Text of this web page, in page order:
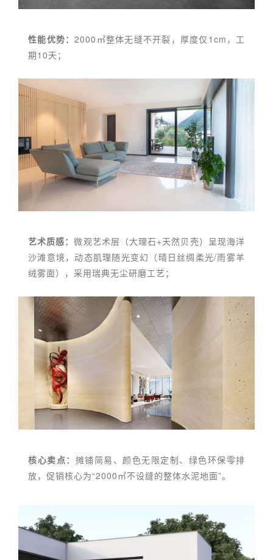
性能优势：2000㎡整体无缝不开裂，厚度仅1cm，工
期10天；
艺术质感：微观艺术层（大理石+天然贝壳）呈现海洋
沙滩意境，动态肌理随光变幻（晴日丝绸柔光/雨雾羊
绒雾面），采用瑞典无尘研磨工艺；
核心卖点： 摊铺简易、颜色无限定制、绿色环保零排
放，促销核心为“2000㎡不设缝的整体水泥地面”。